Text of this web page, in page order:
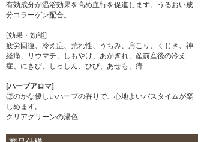
有効成分が温浴効果を高め血行を促進します。うるおい成
分コラーゲン配合。
[効果・効能]
疲労回復、冷え症、荒れ性、うちみ、肩こり、くじき、神
経痛、リウマチ、しもやけ、あかぎれ、産前産後の冷え
症、にきび、しっしん、ひび、あせも、痔
[ハーブアロマ]
ほのかな優しいハーブの香りで、心地よいバスタイムが楽
しめます。
クリアグリーンの湯色